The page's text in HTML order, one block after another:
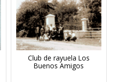
Club de rayuela Los
Buenos Amigos